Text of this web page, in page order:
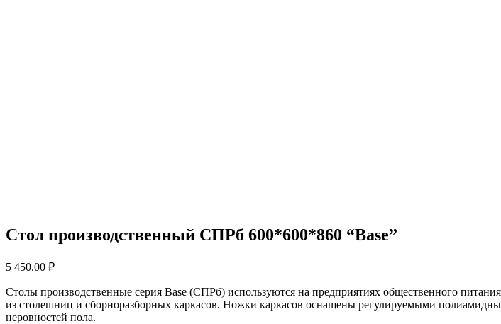
Стол производственный СПРб 600*600*860 “Base”
5 450.00 ₽
Столы производственные серия Base (СПРб) используются на предприятиях общественного
из столешниц и сборноразборных каркасов. Ножки каркасов оснащены регулируемыми
неровностей пола.